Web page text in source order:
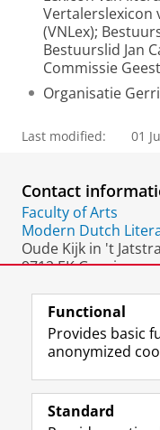
Vertalerslexicon
(VNLex);
Bestuurslid Jan
Commissie
Organisatie
Last modified: 01
Contact
Faculty of Arts
Modern Dutch
Oude Kijk in 't
9712 EK Groningen
Follow
Functional
Provides basic
anonymized
Standard